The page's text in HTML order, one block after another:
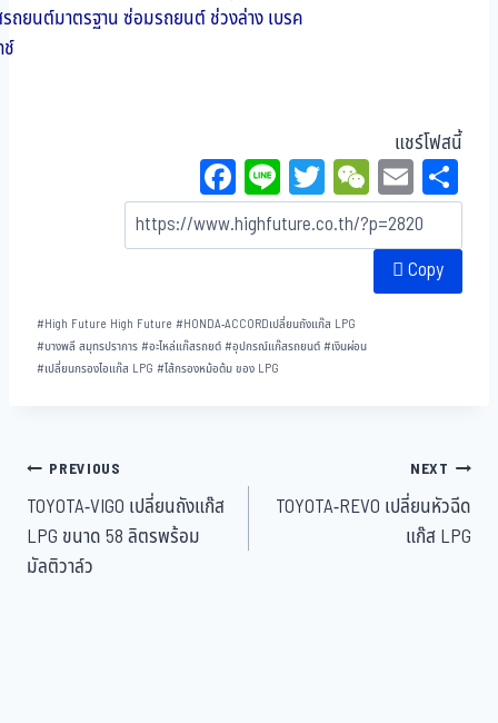
แชร์โฟสนี้
Fa
ce
bo
Li
ne
T
wi
tt
W
eC
ha
t
E
m
ail
Copy
#High Future High Future #HONDA-ACCORDเปลี่ยนถังแก๊ส LPG
#บางพลี สมุทรปราการ#อะไหล่แก๊สรถยต์#อุปกรณ์แก๊สรถยนต์#เงินผ่อน
#เปลี่ยนกรองไอแก๊ส LPG #ไส้กรองหม้อต้ม ของ LPG
PREVIOUS
TOYOTA-VIGO เปลี่ยนถังแก๊ส
LPG ขนาด 58 ลิตรพร้อม
มัลติวาล์ว
NEXT
TOYOTA-REVO เปลี่ยนหัวฉีด
แก๊ส LPG